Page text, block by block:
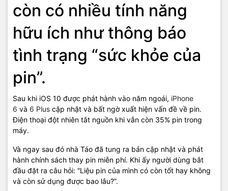
còn có nhiều tính năng
hữu ích như thông báo
tình trạng “sức khỏe của
pin”.
Sau khi iOS 10 được phát hành vào năm ngoái, iPhone
6 và 6 Plus cập nhật và bất ngờ xuất hiện vấn đề về pin.
Điện thoại đột nhiên tắt nguồn khi vẫn còn 35% pin trong
máy.
Và ngay sau đó nhà Táo đã tung ra bản cập nhật và phát
hành chính sách thay pin miễn phí. Khi ấy người dùng bắt
đầu đặt ra câu hỏi: “Liệu pin của mình có còn tốt hay không
và còn sử dụng được bao lâu?”.